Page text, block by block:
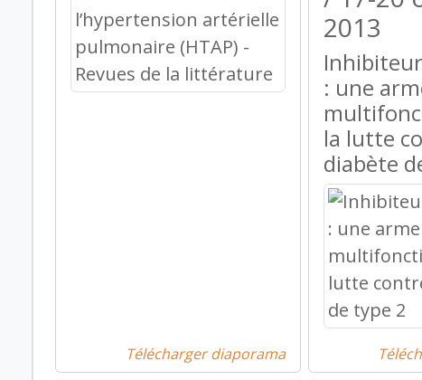
Télécharger diaporama
2013
: une
la lutte
diabète